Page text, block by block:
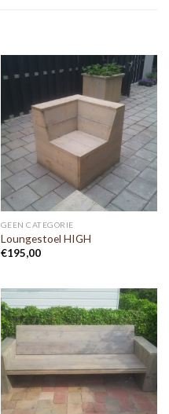
GEEN CATEGORIE
Loungestoel HIGH
€195,00